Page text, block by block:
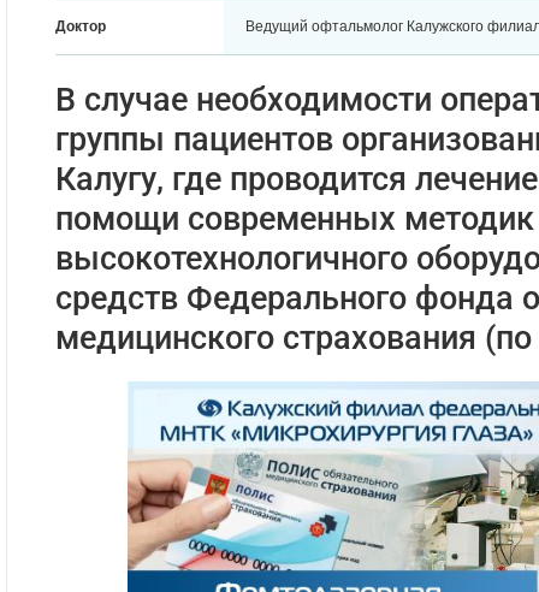
Доктор Ведущий офтальмолог Калужского
В случае необходимости
группы пациентов
Калугу, где проводится
помощи современных
высокотехнологичного
средств Федерального фонда
медицинского страхования